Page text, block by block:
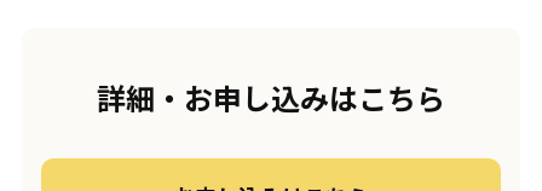
詳細・お申し込みはこちら